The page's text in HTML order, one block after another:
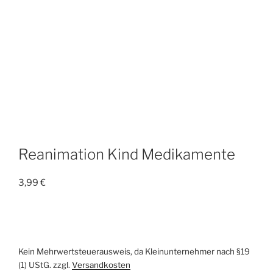
Reanimation Kind Medikamente
3,99€
Kein Mehrwertsteuerausweis, da Kleinunternehmer nach §19
(1) UStG. zzgl. Versandkosten